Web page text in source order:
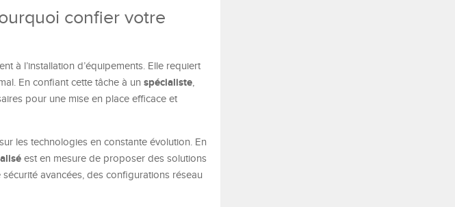
confier votre
à l’installation d’équipements. Elle requiert
En confiant cette tâche à un spécialiste,
pour une mise en place efficace et
les technologies en constante évolution. En
est en mesure de proposer des solutions
avancées, des configurations réseau